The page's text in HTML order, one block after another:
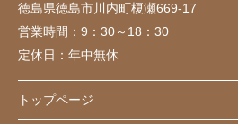
徳島県徳島市川内町榎瀬669-17
営業時間： 9：30～18：30
定休日： 年中無休
トップページ